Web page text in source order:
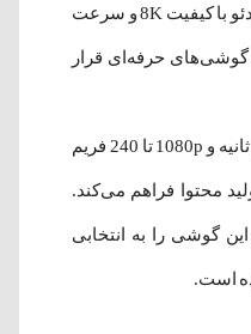
ظاهر می‌شود. امکان ضبط ویدئو با کیفیت 8K و سرعت
گوشی‌های حرفه‌ای قرار
فیلم‌برداری 4K تا 120 فریم بر ثانیه و 1080p تا 240 فریم
محتوا فراهم می‌کند.
این گوشی را به انتخابی
است.